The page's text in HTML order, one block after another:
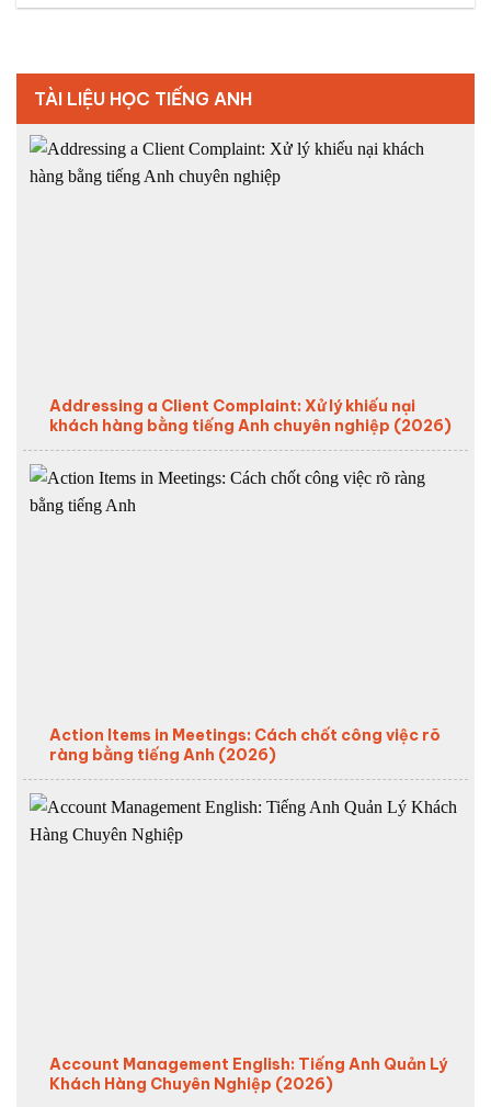
TÀI LIỆU HỌC TIẾNG ANH
Addressing a Client Complaint: Xử lý khiếu nại
khách hàng bằng tiếng Anh chuyên nghiệp (2026)
Action Items in Meetings: Cách chốt công việc rõ
ràng bằng tiếng Anh (2026)
Account Management English: Tiếng Anh Quản Lý
Khách Hàng Chuyên Nghiệp (2026)